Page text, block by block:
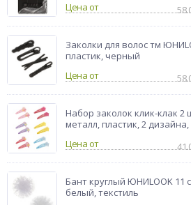
Цена от
Заколки для волос тм
пластик, черный
Цена от
Набор заколок клик-клак
металл, пластик, 2
Цена от
Бант круглый ЮНИLOOK 11
белый, текстиль